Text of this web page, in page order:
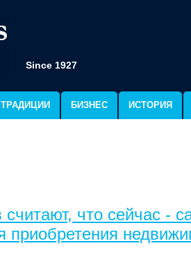
Since 1927
ТРАДИЦИИ БИЗНЕС ИСТОРИЯ
что сейчас -